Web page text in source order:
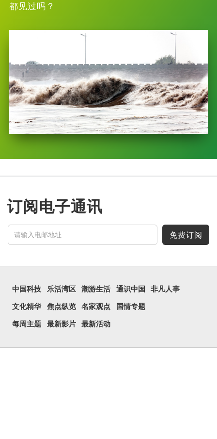
都见过吗？
订阅电子通讯
免费订阅
中国科技 乐活湾区 潮游生活 通识中国 非凡人事
文化精华 焦点纵览 名家观点 国情专题
每周主题 最新影片 最新活动